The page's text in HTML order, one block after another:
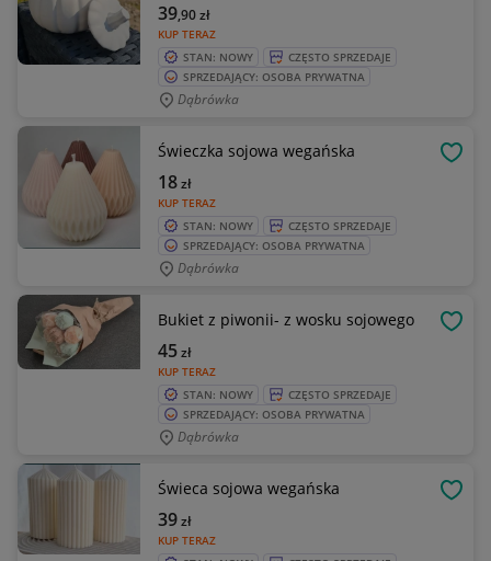
KUP TERAZ
39,90zł
STAN: NOWY
CZĘSTO SPRZEDAJE
SPRZEDAJĄCY: OSOBA PRYWATNA
Dąbrówka
Świeczka sojowa wegańska
KUP TERAZ
18zł
STAN: NOWY
CZĘSTO SPRZEDAJE
SPRZEDAJĄCY: OSOBA PRYWATNA
Dąbrówka
Bukiet z piwonii- z wosku sojowego
KUP TERAZ
45zł
STAN: NOWY
CZĘSTO SPRZEDAJE
SPRZEDAJĄCY: OSOBA PRYWATNA
Dąbrówka
Świeca sojowa wegańska
KUP TERAZ
39zł